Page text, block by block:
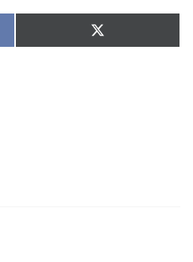
Түгээх:
Т
ү